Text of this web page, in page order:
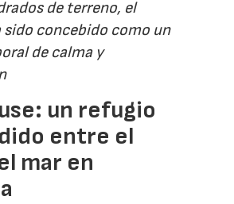
de terreno, el
concebido como un
de calma y
un refugio
entre el
mar en